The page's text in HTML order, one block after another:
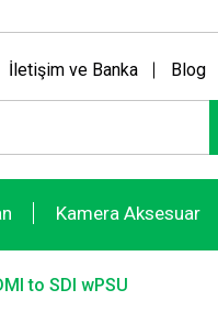
İletişim ve Banka Blog
Kamera Aksesuar
to SDI wPSU